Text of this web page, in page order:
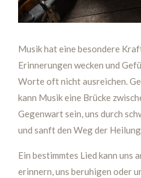
Musik hat eine besondere
Erinnerungen wecken und
Worte oft nicht ausreichen.
kann Musik eine Brücke
Gegenwart sein, uns durch
und sanft den Weg der
Ein bestimmtes Lied kann uns
erinnern, uns beruhigen oder